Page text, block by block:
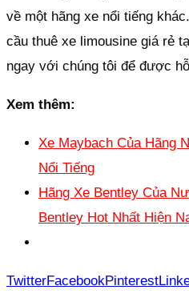
về một hãng xe nổi tiếng
cầu thuê xe limousine giá rẻ
ngay với chúng tôi để được
Xem thêm:
Xe Maybach Của Hãng
Nổi Tiếng
Hãng Xe Bentley Của
Bentley Hot Nhất Hiện
TwitterFacebookPinterest